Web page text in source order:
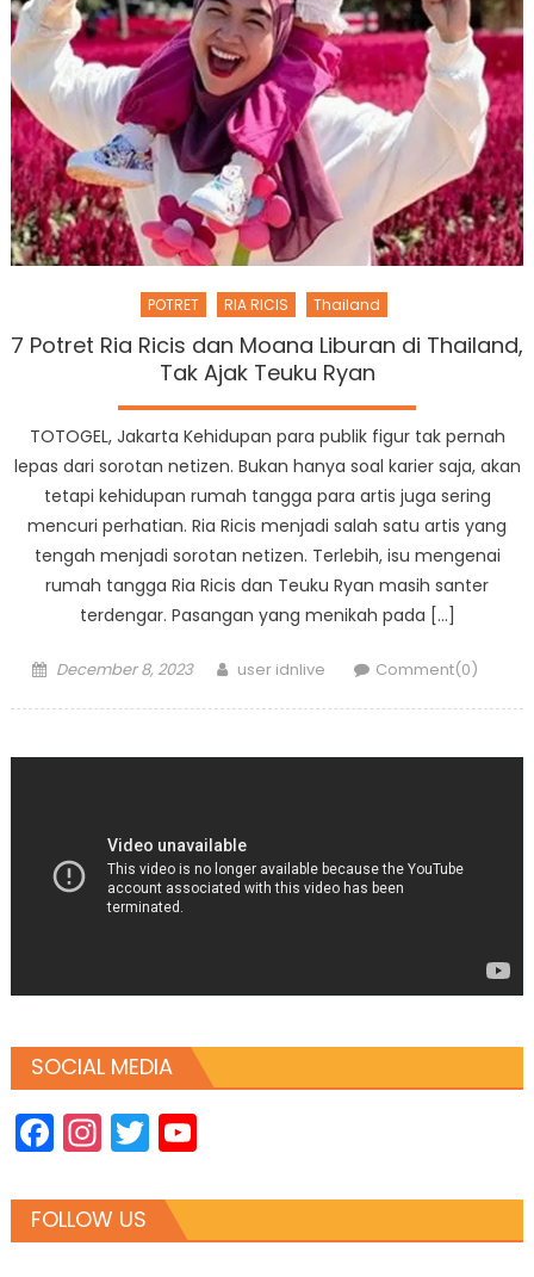
POTRET RIA RICIS Thailand
7 Potret Ria Ricis dan Moana Liburan di Thailand,
Tak Ajak Teuku Ryan
TOTOGEL, Jakarta Kehidupan para publik figur tak pernah
lepas dari sorotan netizen. Bukan hanya soal karier saja, akan
tetapi kehidupan rumah tangga para artis juga sering
mencuri perhatian. Ria Ricis menjadi salah satu artis yang
tengah menjadi sorotan netizen. Terlebih, isu mengenai
rumah tangga Ria Ricis dan Teuku Ryan masih santer
terdengar. Pasangan yang menikah pada […]
Posted
December 8, 2023 Author
user idnlive Comment(0)
SOCIAL MEDIA
Facebook
Instagram
TwitterYouTube
FOLLOW US